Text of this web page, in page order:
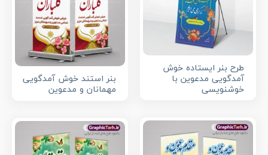
طرح بنر ایستاده خوش
آمدگویی مدعوین با
خوشنویسی
بنر استند خوش آمدگویی
مهمانان و مدعوین